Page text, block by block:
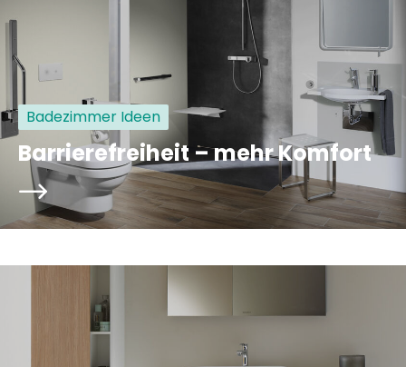
Badezimmer Ideen
Barrierefreiheit – mehr Komfort
arrowRight